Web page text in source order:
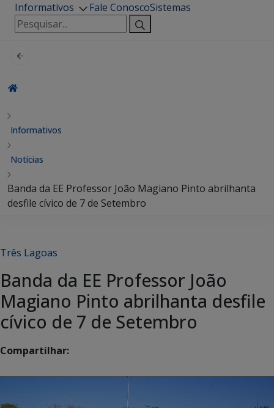
Informativos
Fale ConoscoSistemas
Pesquisar
por:
Informativos
Notícias
Banda da EE Professor João Magiano Pinto abrilhanta
desfile cívico de 7 de Setembro
Três Lagoas
Banda da EE Professor João
Magiano Pinto abrilhanta desfile
cívico de 7 de Setembro
Compartilhar: